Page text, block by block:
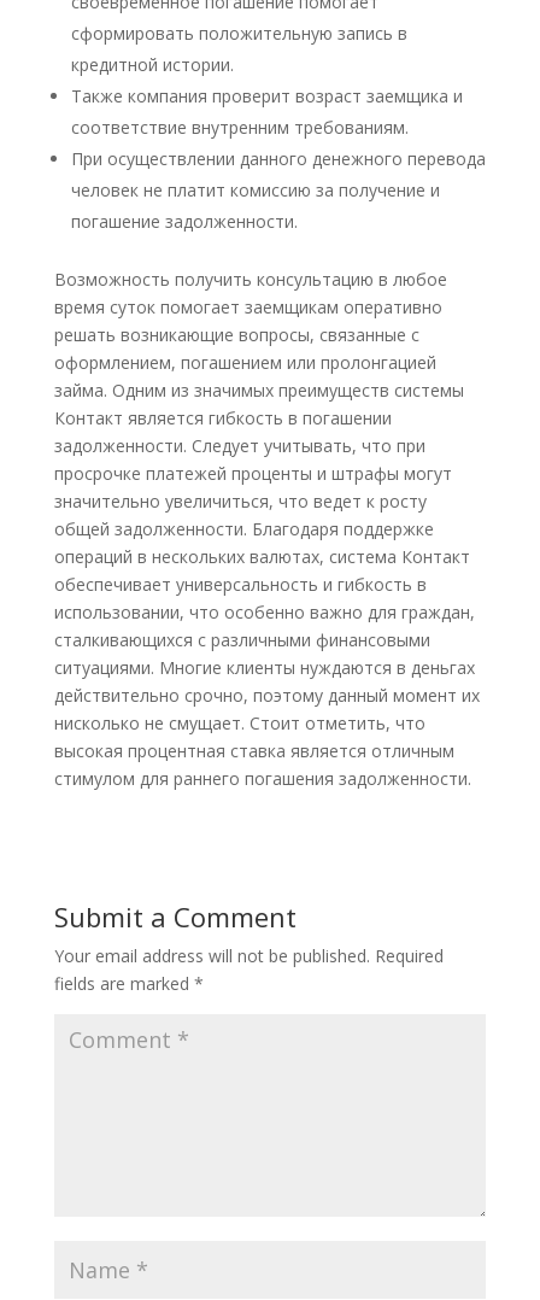
сформировать положительную запись в
кредитной истории.
Также компания проверит возраст заемщика и
соответствие внутренним требованиям.
При осуществлении данного денежного перевода
человек не платит комиссию за получение и
погашение задолженности.
Возможность получить консультацию в любое
время суток помогает заемщикам оперативно
решать возникающие вопросы, связанные с
оформлением, погашением или пролонгацией
займа. Одним из значимых преимуществ системы
Контакт является гибкость в погашении
задолженности. Следует учитывать, что при
просрочке платежей проценты и штрафы могут
значительно увеличиться, что ведет к росту
общей задолженности. Благодаря поддержке
операций в нескольких валютах, система Контакт
обеспечивает универсальность и гибкость в
использовании, что особенно важно для граждан,
сталкивающихся с различными финансовыми
ситуациями. Многие клиенты нуждаются в деньгах
действительно срочно, поэтому данный момент их
нисколько не смущает. Стоит отметить, что
высокая процентная ставка является отличным
стимулом для раннего погашения задолженности.
Submit a Comment
Your email address will not be published. Required
fields are marked *